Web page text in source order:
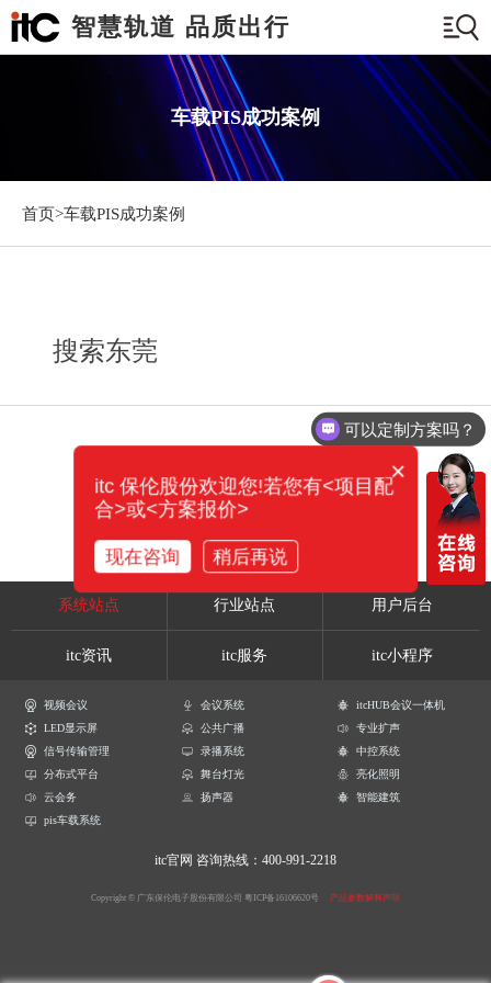
智慧轨道 品质出行
车载PIS成功案例
首页>车载PIS成功案例
搜索东莞
系统站点 行业站点 用户后台
itc资讯 itc服务 itc小程序
视频会议 会议系统
itcHUB会议一体机
LED显示屏
公共广播
专业扩声
信号传输管理
录播系统
中控系统
分布式平台
舞台灯光
亮化照明
云会务
扬声器
智能建筑
pis车载系统
itc官网 咨询热线：400-991-2218
Copyright © 广东保伦电子股份有限公司 粤ICP备16106620号 产品参数解释声明
可以定制方案吗？
×
itc 保伦股份欢迎您!若您有<项目配
合>或<方案报价>
现在咨询 稍后再说